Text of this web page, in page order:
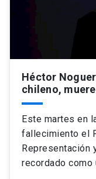
Héctor
chileno,
Este martes en
fallecimiento el
Representación
recordado como